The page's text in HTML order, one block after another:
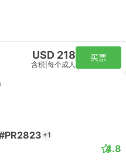
USD 218
含税 每个成人
买票
+1
4.8